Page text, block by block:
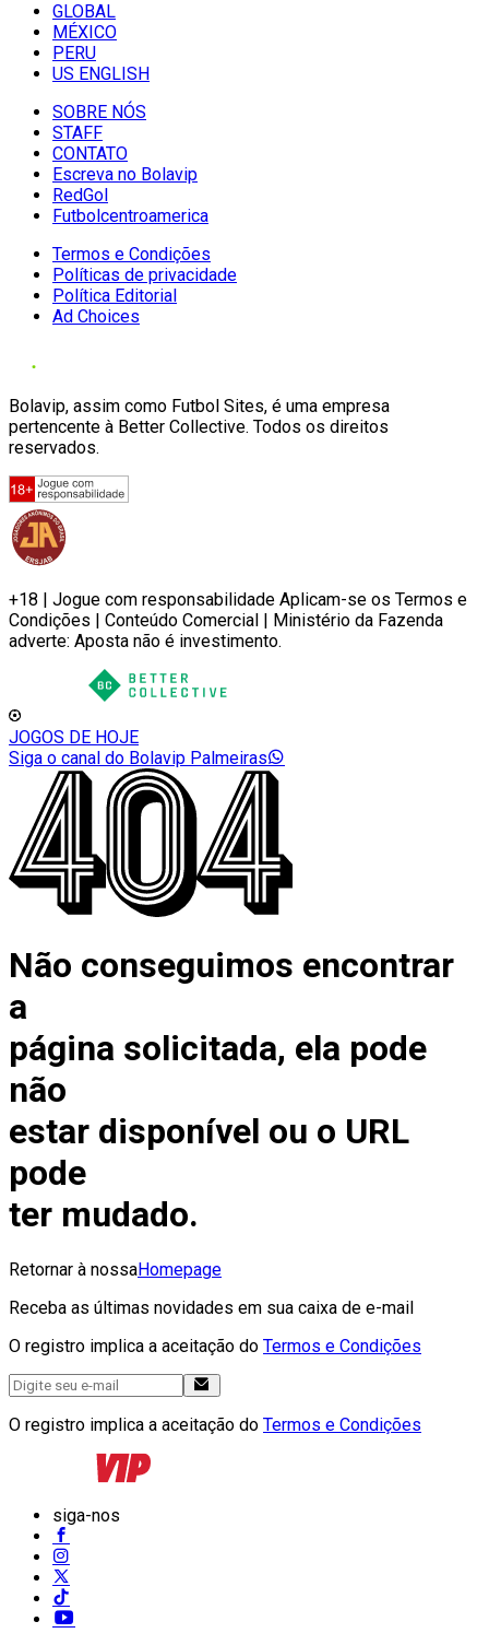
GLOBAL
MÉXICO
PERU
US ENGLISH
SOBRE NÓS
STAFF
CONTATO
Escreva no Bolavip
RedGol
Futbolcentroamerica
Termos e Condições
Políticas de privacidade
Política Editorial
Ad Choices
Bolavip, assim como Futbol Sites, é uma empresa
pertencente à Better Collective. Todos os direitos
reservados.
+18 | Jogue com responsabilidade Aplicam-se os Termos e
Condições | Conteúdo Comercial | Ministério da Fazenda
adverte: Aposta não é investimento.
JOGOS DE HOJE
Siga o canal do Bolavip Palmeiras
Não conseguimos encontrar
a
página solicitada, ela pode
não
estar disponível ou o URL
pode
ter mudado.
Retornar à nossaHomepage
Receba as últimas novidades em sua caixa de e-mail
O registro implica a aceitação do Termos e Condições
O registro implica a aceitação do Termos e Condições
siga-nos